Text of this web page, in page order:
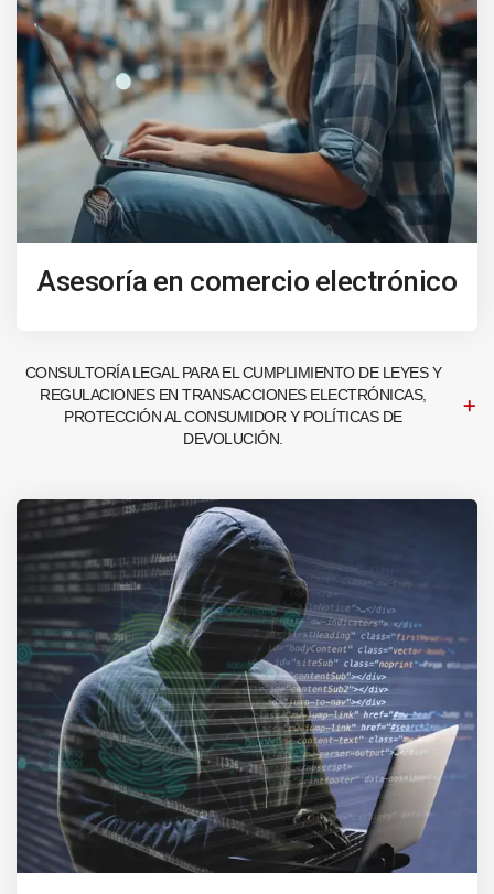
Asesoría en comercio electrónico
CONSULTORÍA LEGAL PARA EL CUMPLIMIENTO DE LEYES Y
REGULACIONES EN TRANSACCIONES ELECTRÓNICAS,
PROTECCIÓN AL CONSUMIDOR Y POLÍTICAS DE
DEVOLUCIÓN.